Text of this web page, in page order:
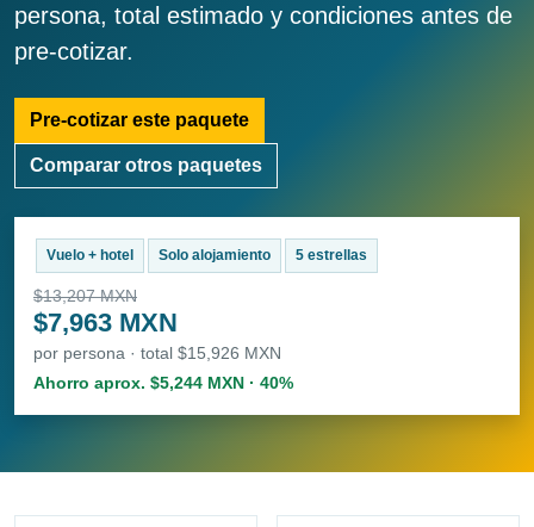
persona, total estimado y condiciones antes de
pre-cotizar.
Pre-cotizar este paquete
Comparar otros paquetes
Vuelo + hotel Solo alojamiento 5 estrellas
$13,207 MXN
$7,963 MXN
por persona · total $15,926 MXN
Ahorro aprox. $5,244 MXN · 40%